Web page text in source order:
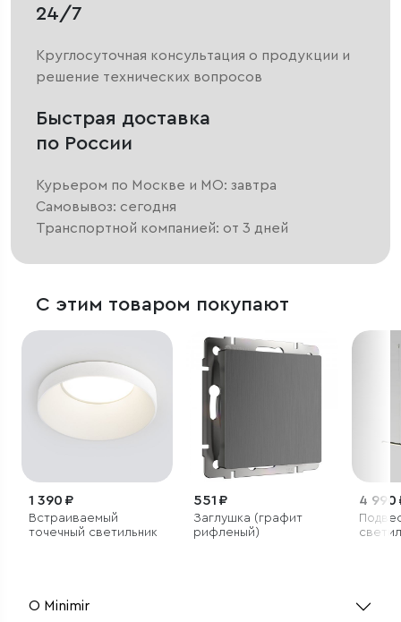
24/7
Круглосуточная консультация о продукции и
решение технических вопросов
Быстрая доставка
по России
Курьером по Москве и МО: завтра
Самовывоз: сегодня
Транспортной компанией: от 3 дней
С этим товаром покупают
1 390 ₽
Встраиваемый
точечный светильник
551 ₽
Заглушка (графит
рифленый)
4 990
О Minimir